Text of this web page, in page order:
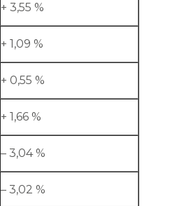
+ 3,55 %
+ 1,09 %
+ 0,55 %
+ 1,66 %
– 3,04 %
– 3,02 %